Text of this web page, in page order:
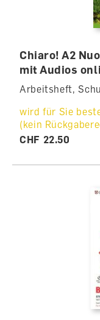
Chiaro! A2
mit Audios
Arbeitsheft,
wird für Sie
(kein
CHF 22.50